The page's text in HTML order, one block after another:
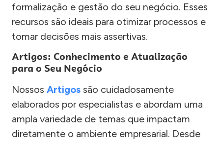
formalização e gestão do seu negócio. Esses
recursos são ideais para otimizar processos e
tomar decisões mais assertivas.
Artigos: Conhecimento e Atualização
para o Seu Negócio
Nossos Artigos são cuidadosamente
elaborados por especialistas e abordam uma
ampla variedade de temas que impactam
diretamente o ambiente empresarial. Desde